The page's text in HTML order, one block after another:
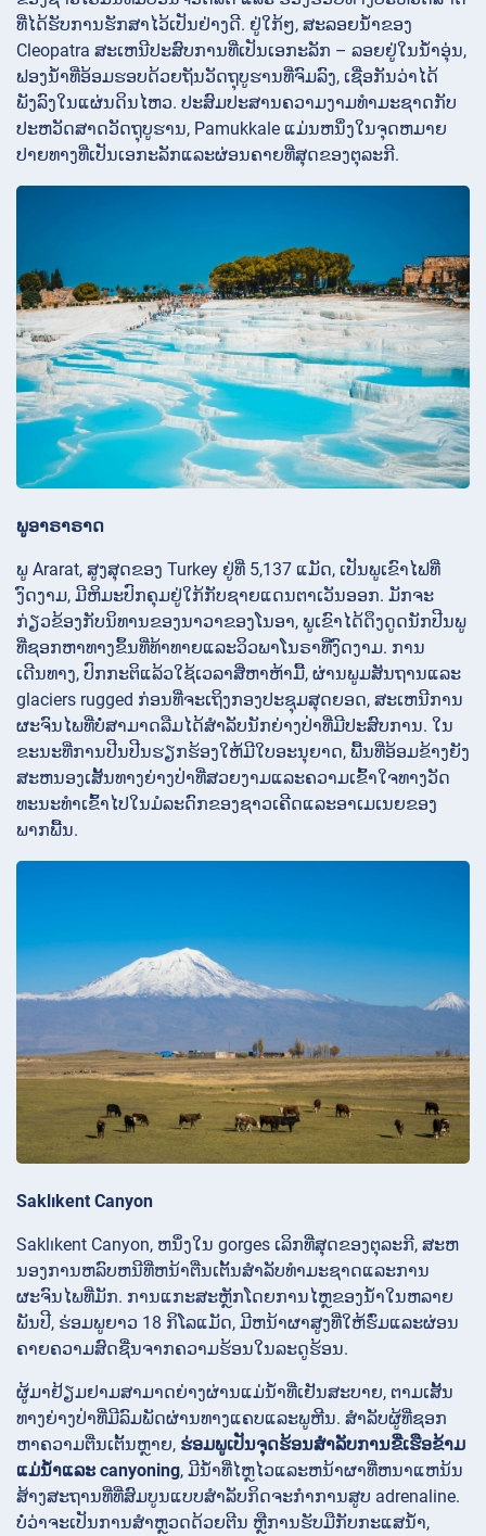
ທີ່ໄດ້ຮັບການຮັກສາໄວ້ເປັນຢ່າງດີ. ຢູ່ໃກ້ໆ, ສະລອຍນໍ້າຂອງ
Cleopatra ສະເຫນີປະສົບການທີ່ເປັນເອກະລັກ – ລອຍຢູ່ໃນນ້ໍາອຸ່ນ,
ຟອງນ້ໍາທີ່ອ້ອມຮອບດ້ວຍຖັນວັດຖຸບູຮານທີ່ຈົມລົງ, ເຊື່ອກັນວ່າໄດ້
ພັງລົງໃນແຜ່ນດິນໄຫວ. ປະສົມປະສານຄວາມງາມທໍາມະຊາດກັບ
ປະຫວັດສາດວັດຖຸບູຮານ, Pamukkale ແມ່ນຫນຶ່ງໃນຈຸດຫມາຍ
ປາຍທາງທີ່ເປັນເອກະລັກແລະຜ່ອນຄາຍທີ່ສຸດຂອງຕຸລະກີ.
ພູອາຣາຣາດ
ພູ Ararat, ສູງສຸດຂອງ Turkey ຢູ່ທີ່ 5,137 ແມັດ, ເປັນພູເຂົາໄຟທີ່
ງົດງາມ, ມີຫິມະປົກຄຸມຢູ່ໃກ້ກັບຊາຍແດນຕາເວັນອອກ. ມັກຈະ
ກ່ຽວຂ້ອງກັບນິທານຂອງນາວາຂອງໂນອາ, ພູເຂົາໄດ້ດຶງດູດນັກປີນພູ
ທີ່ຊອກຫາທາງຂຶ້ນທີ່ທ້າທາຍແລະວິວພາໂນຣາທີ່ງົດງາມ. ການ
ເດີນທາງ, ປົກກະຕິແລ້ວໃຊ້ເວລາສີ່ຫາຫ້າມື້, ຜ່ານພູມສັນຖານແລະ
glaciers rugged ກ່ອນທີ່ຈະເຖິງກອງປະຊຸມສຸດຍອດ, ສະເຫນີການ
ຜະຈົນໄພທີ່ບໍ່ສາມາດລືມໄດ້ສໍາລັບນັກຍ່າງປ່າທີ່ມີປະສົບການ. ໃນ
ຂະນະທີ່ການປີນປີນຮຽກຮ້ອງໃຫ້ມີໃບອະນຸຍາດ, ພື້ນທີ່ອ້ອມຂ້າງຍັງ
ສະຫນອງເສັ້ນທາງຍ່າງປ່າທີ່ສວຍງາມແລະຄວາມເຂົ້າໃຈທາງວັດ
ທະນະທໍາເຂົ້າໄປໃນມໍລະດົກຂອງຊາວເຄີດແລະອາເມເນຍຂອງ
ພາກພື້ນ.
Saklıkent Canyon
Saklıkent Canyon, ຫນຶ່ງໃນ gorges ເລິກທີ່ສຸດຂອງຕຸລະກີ, ສະຫ
ນອງການຫລົບຫນີທີ່ຫນ້າຕື່ນເຕັ້ນສໍາລັບທໍາມະຊາດແລະການ
ຜະຈົນໄພທີ່ມັກ. ການແກະສະຫຼັກໂດຍການໄຫຼຂອງນ້ໍາໃນຫລາຍ
ພັນປີ, ຮ່ອມພູຍາວ 18 ກິໂລແມັດ, ມີຫນ້າຜາສູງທີ່ໃຫ້ຮົ່ມແລະຜ່ອນ
ຄາຍຄວາມສົດຊື່ນຈາກຄວາມຮ້ອນໃນລະດູຮ້ອນ.
ຜູ້​ມາ​ຢ້ຽມ​ຢາມ​ສາ​ມາດ​ຍ່າງ​ຜ່ານ​ແມ່​ນ້ຳ​ທີ່​ເຢັນ​ສະ​ບາຍ, ຕາມ​ເສັ້ນ​
ທາງ​ຍ່າງ​ປ່າ​ທີ່​ມີ​ລົມ​ພັດ​ຜ່ານ​ທາງ​ແຄບ​ແລະ​ພູ​ຫີນ. ສໍາລັບຜູ້ທີ່ຊອກ
ຫາຄວາມຕື່ນເຕັ້ນຫຼາຍ, ຮ່ອມພູເປັນຈຸດຮ້ອນສໍາລັບການຂີ່ເຮືອຂ້າມ
ແມ່ນ້ໍາແລະ canyoning, ມີນ້ໍາທີ່ໄຫຼໄວແລະຫນ້າຜາທີ່ຫນາແຫນ້ນ
ສ້າງສະຖານທີ່ທີ່ສົມບູນແບບສໍາລັບກິດຈະກໍາການສູບ adrenaline.
ບໍ່ວ່າຈະເປັນການສຳຫຼວດດ້ວຍຕີນ ຫຼືການຮັບມືກັບກະແສນໍ້າ,